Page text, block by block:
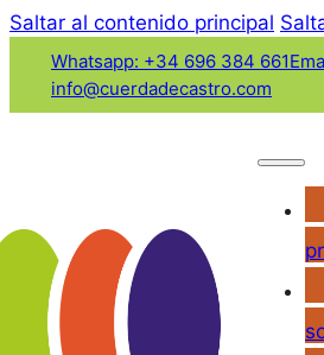
Saltar al contenido principal
Whatsapp: +34 696 384 661
info@cuerdadecastro.com